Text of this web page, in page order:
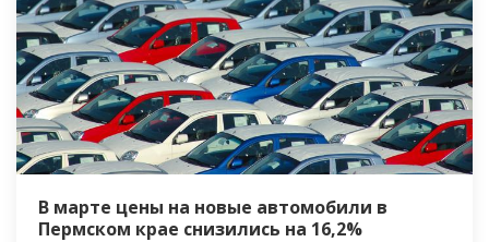
В марте цены на новые автомобили в
Пермском крае снизились на 16,2%